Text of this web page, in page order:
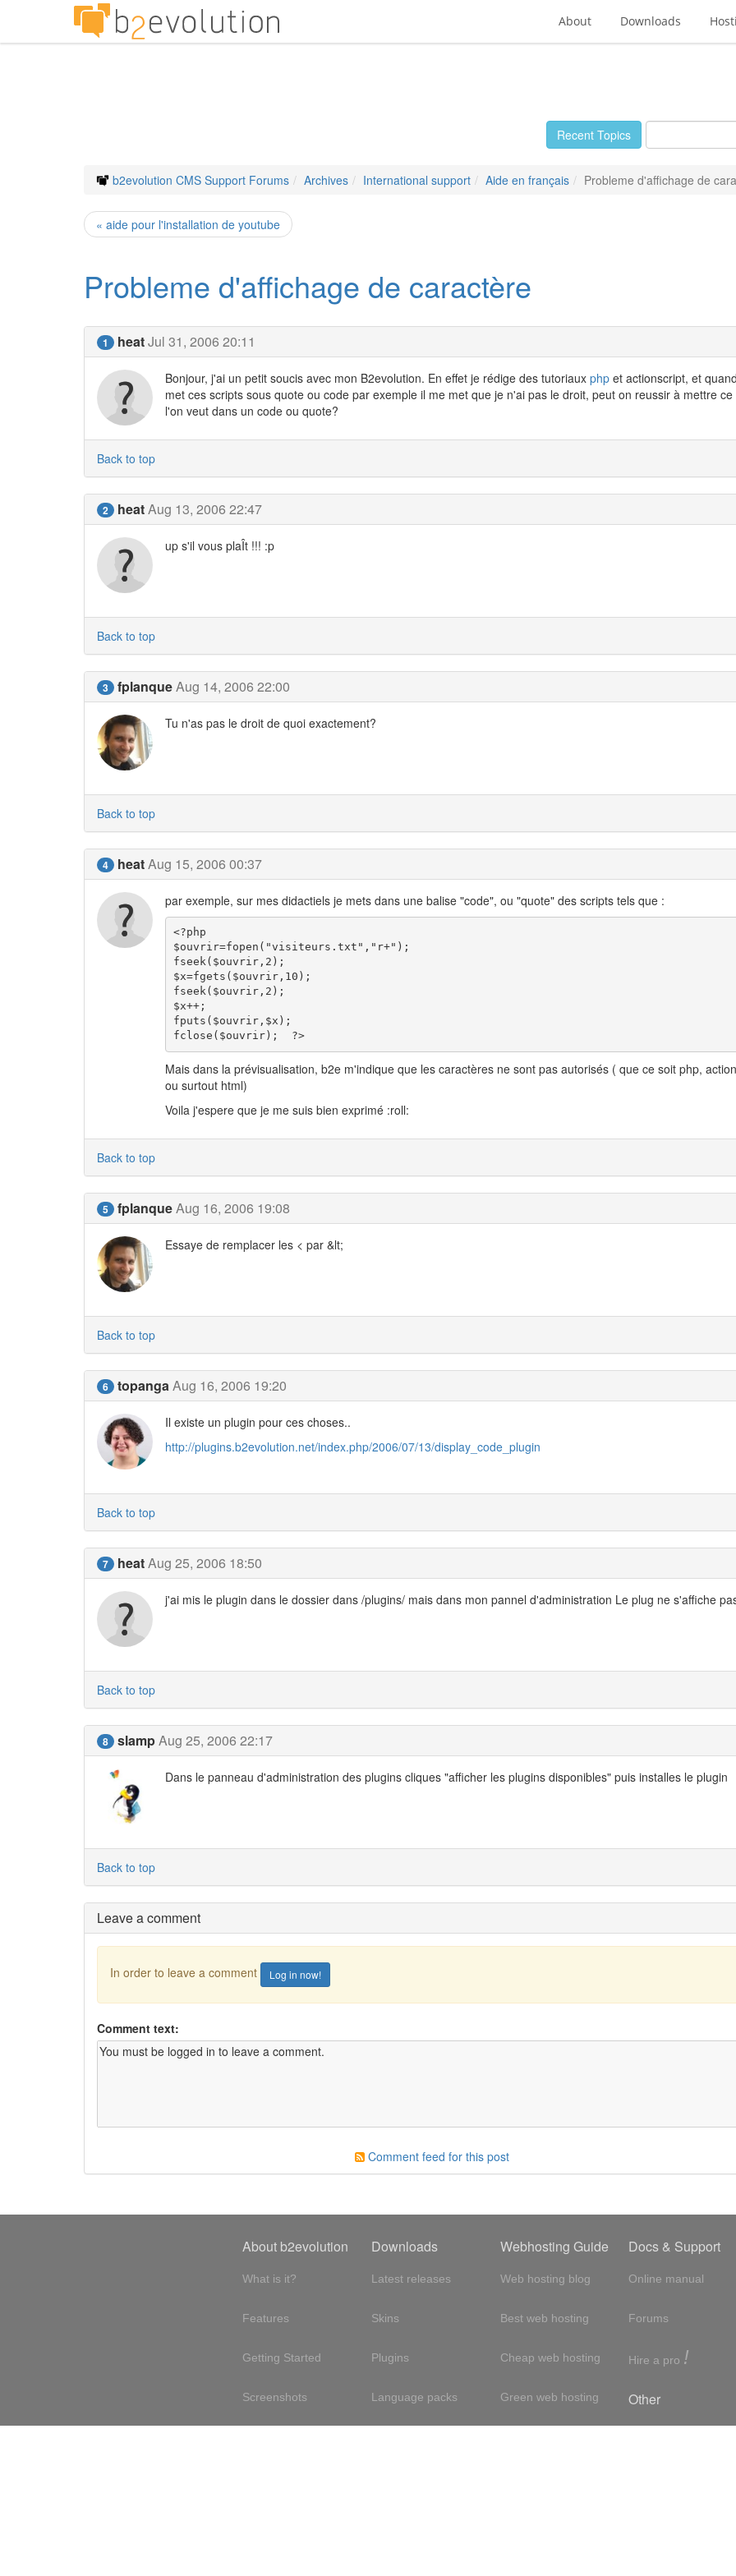
About Downloads
Recent Topics
b2evolution CMS Support Forums Archives International support Aide en français Probleme d'affichage de
« aide pour l'installation de youtube
Probleme d'affichage de caractère
1 heatJul 31, 2006 20:11
Bonjour, j'ai un petit soucis avec mon B2evolution. En effet je rédige des tutoriaux phpet actionscript, et
met ces scripts sous quote ou code par exemple il me met que je n'ai pas le droit, peut on reussir à mettre ce
l'on veut dans un code ou quote?
Back to top
2 heatAug 13, 2006 22:47
up s'il vous plaÎt !!! :p
Back to top
3 fplanqueAug 14, 2006 22:00
Tu n'as pas le droit de quoi exactement?
Back to top
4 heatAug 15, 2006 00:37
par exemple, sur mes didactiels je mets dans une balise "code", ou "quote" des scripts tels que :
<?php
$ouvrir=fopen("visiteurs.txt","r+");
fseek($ouvrir,2);
$x=fgets($ouvrir,10);
fseek($ouvrir,2);
$x++;
fputs($ouvrir,$x);
fclose($ouvrir);  ?>
Mais dans la prévisualisation, b2e m'indique que les caractères ne sont pas autorisés ( que ce soit php,
ou surtout html)
Voila j'espere que je me suis bien exprimé :roll:
Back to top
5 fplanqueAug 16, 2006 19:08
Essaye de remplacer les < par &lt;
Back to top
6 topangaAug 16, 2006 19:20
Il existe un plugin pour ces choses..
http://plugins.b2evolution.net/index.php/2006/07/13/display_code_plugin
Back to top
7 heatAug 25, 2006 18:50
j'ai mis le plugin dans le dossier dans /plugins/ mais dans mon pannel d'administration Le plug ne s'affiche
Back to top
8 slampAug 25, 2006 22:17
Dans le panneau d'administration des plugins cliques "afficher les plugins disponibles" puis installes le plugin
Back to top
Leave a comment
In order to leave a comment Log in now!
Comment text:
Comment feed for this post
About b2evolution
What is it?
Features
Getting Started
Screenshots
Downloads
Latest releases
Skins
Plugins
Language packs
Webhosting Guide
Web hosting blog
Best web hosting
Cheap web hosting
Green web hosting
Docs & Support
Online manual
Forums
Hire a pro !
Other